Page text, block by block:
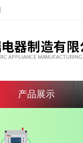
产品展示